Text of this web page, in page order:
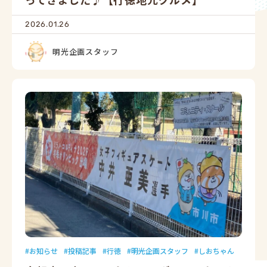
2026.01.26
明光企画スタッフ
お知らせ 投稿記事 行徳 明光企画スタッフ しおちゃん